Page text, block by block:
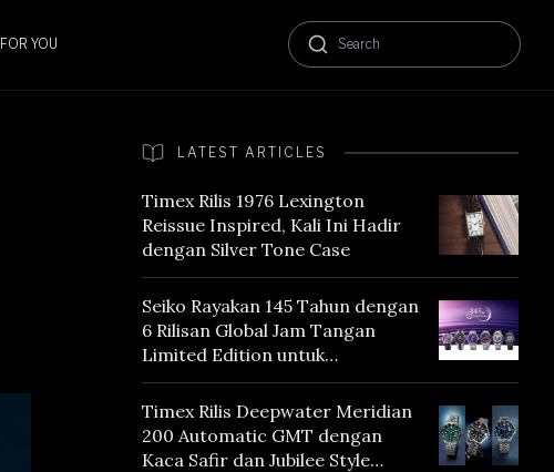
FOR YOU
LATEST ARTICLES
Timex Rilis 1976 Lexington
Reissue Inspired, Kali Ini Hadir
dengan Silver Tone Case
Seiko Rayakan 145 Tahun dengan
6 Rilisan Global Jam Tangan
Limited Edition untuk
Menghormati Edo Purple,
Warna yang Mencerminkan
Warisan Tokyo
Timex Rilis Deepwater Meridian
200 Automatic GMT dengan
Kaca Safir dan Jubilee Style